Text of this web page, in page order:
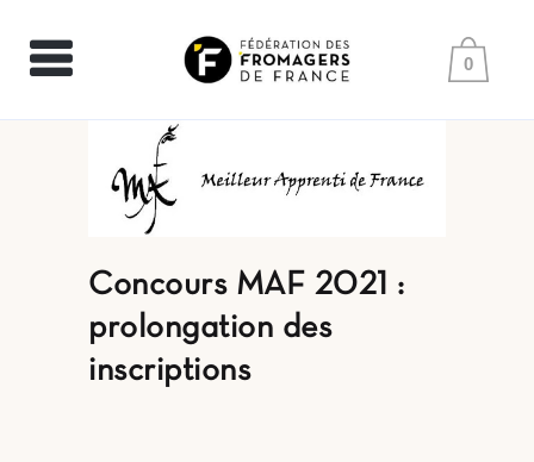
0
Concours MAF 2021 :
prolongation des
inscriptions